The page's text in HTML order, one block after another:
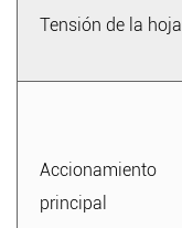
Tensión de la hoja
Accionamiento
principal